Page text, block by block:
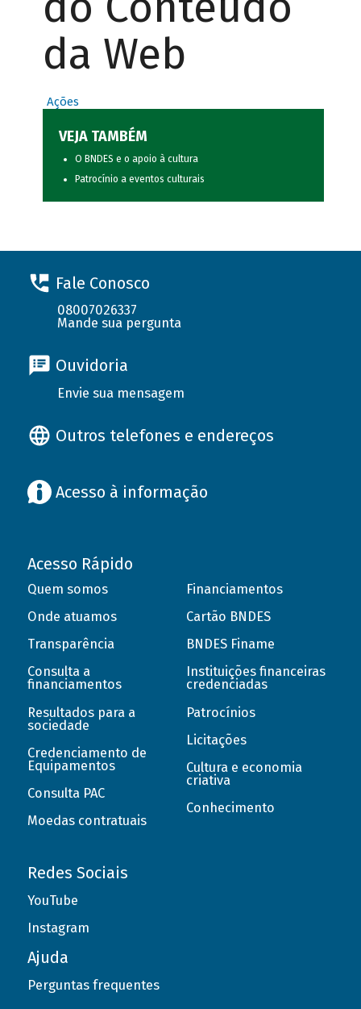
da Web
Ações
VEJA TAMBÉM
O BNDES e o apoio à cultura
Patrocínio a eventos culturais
Fale Conosco
08007026337
Mande sua pergunta
Ouvidoria
Envie sua mensagem
Outros telefones e endereços
Acesso à informação
Acesso Rápido
Quem somos
Onde atuamos
Transparência
Consulta a
financiamentos
Resultados para a
sociedade
Credenciamento de
Equipamentos
Consulta PAC
Moedas contratuais
Financiamentos
Cartão BNDES
BNDES Finame
Instituições financeiras
credenciadas
Patrocínios
Licitações
Cultura e economia
criativa
Conhecimento
Redes Sociais
YouTube
Instagram
Ajuda
Perguntas frequentes